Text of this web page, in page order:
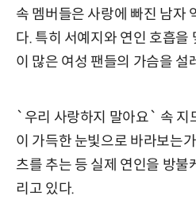
속 멤버들은 사랑에 빠진 남자
다. 특히 서예지와 연인 호흡을
이 많은 여성 팬들의 가슴을 설
`우리 사랑하지 말아요` 속 지
이 가득한 눈빛으로 바라보는
츠를 추는 등 실제 연인을 방불
리고 있다.